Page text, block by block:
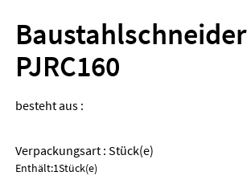
Baustahlschneider
PJRC160
besteht aus :
Verpackungsart : Stück(e)
Enthält:1Stück(e)